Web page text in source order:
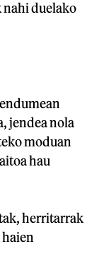
nahi duelako
jendea nola
moduan
hau
herritarrak